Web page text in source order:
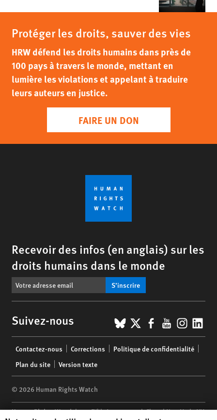
Protéger les droits, sauver des vies
HRW défend les droits humains dans près de
100 pays à travers le monde, mettant en
lumière les violations et appelant à traduire
leurs auteurs en justice.
FAIRE UN DON
Recevoir des infos (en anglais) sur les
droits humains dans le monde
S’inscrire
Suivez-nous BlueSky
X Facebook
YouTube
menu
Contactez-nous Corrections
Politique de confidentialité
Plan du site
Version texte
© 2026 Human Rights Watch
Human Rights Watch| 350 Fifth Avenue, 34th Floor | New York,NY